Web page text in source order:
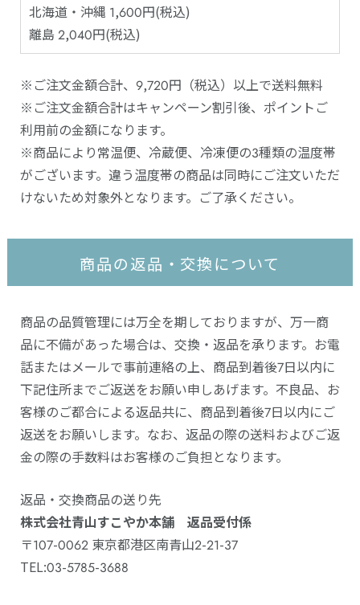
北海道・沖縄 1,600円(税込)
離島 2,040円(税込)
※ご注文金額合計、9,720円（税込）以上で送料無料
※ご注文金額合計はキャンペーン割引後、ポイントご
利用前の金額になります。
※商品により常温便、冷蔵便、冷凍便の3種類の温度帯
がございます。違う温度帯の商品は同時にご注文いただ
けないため対象外となります。ご了承ください。
商品の返品・交換について
商品の品質管理には万全を期しておりますが、万一商
品に不備があった場合は、交換・返品を承ります。お電
話またはメールで事前連絡の上、商品到着後7日以内に
下記住所までご返送をお願い申しあげます。不良品、お
客様のご都合による返品共に、商品到着後7日以内にご
返送をお願いします。なお、返品の際の送料およびご返
金の際の手数料はお客様のご負担となります。
返品・交換商品の送り先
株式会社青山すこやか本舗 返品受付係
〒107-0062 東京都港区南青山2-21-37
TEL:03-5785-3688